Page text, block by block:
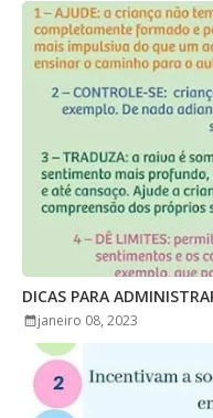
DICAS PARA
janeiro 08, 2023